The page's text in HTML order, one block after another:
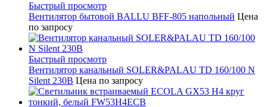
Быстрый просмотр
Вентилятор бытовой BALLU BFF-805 напольный Цена
по запросу
Быстрый просмотр
Вентилятор канальный SOLER&PALAU TD 160/100 N
Silent 230В Цена по запросу